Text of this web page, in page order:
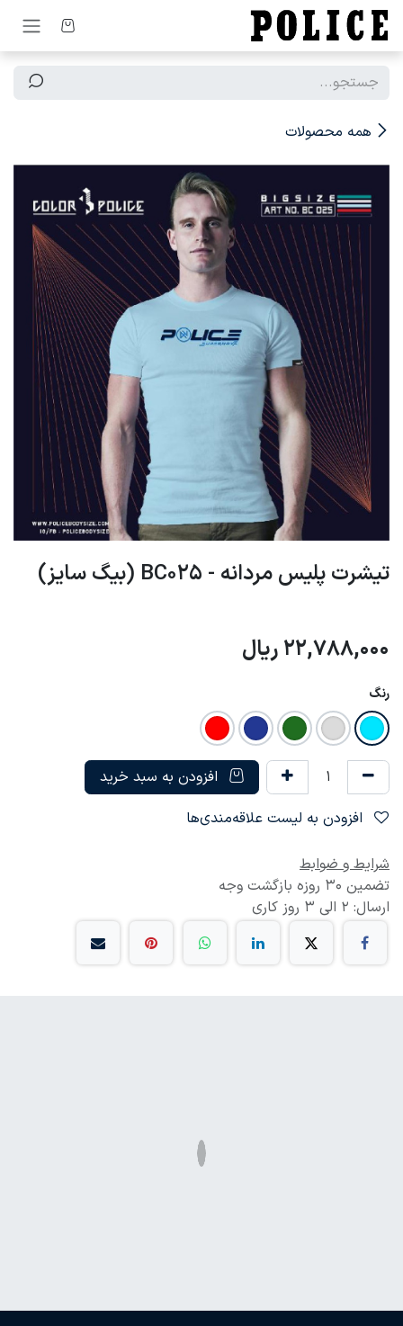
صرف نظر و مشاهده محتوا
همه محصولات
تیشرت پلیس مردانه - BC025 (بیگ سایز)
22,788,000 ریال
رنگ
افزودن به سبد خرید
شرایط و ضوابط
تضمین 30 روزه بازگشت وجه
ارسال: 2 الی 3 روز کاری